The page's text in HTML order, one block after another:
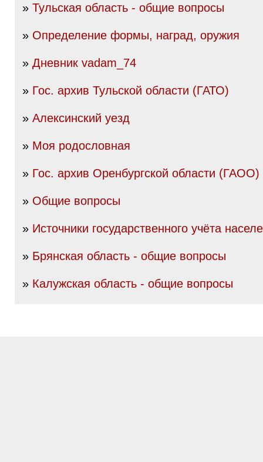
» Тульская область - общие вопросы
» Определение формы, наград, оружия
» Дневник vadam_74
» Гос. архив Тульской области (ГАТО)
» Алексинский уезд
» Моя родословная
» Гос. архив Оренбургской области (ГАОО)
» Общие вопросы
» Источники государственного учёта
» Брянская область - общие вопросы
» Калужская область - общие вопросы